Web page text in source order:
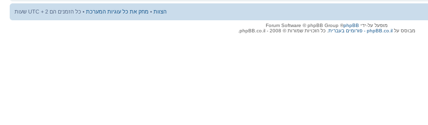
הצוות • מחק את כל עוגיות המערכת • כל הזמנים הם UTC + 2 שעות
מופעל על-ידי phpBB
® Forum Software © phpBB Group
מבוסס עלphpBB.co.il - פורומים בעברית . כל הזכויות שמורות © 2008 - phpBB.co.il.